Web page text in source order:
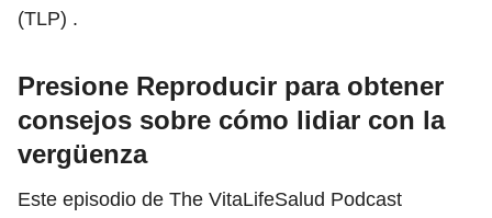
(TLP) .
Presione Reproducir para obtener
consejos sobre cómo lidiar con la
vergüenza
Este episodio de The VitaLifeSalud Podcast